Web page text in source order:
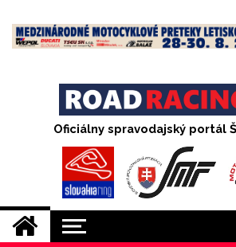
content
Oficiálny spravodajský portál